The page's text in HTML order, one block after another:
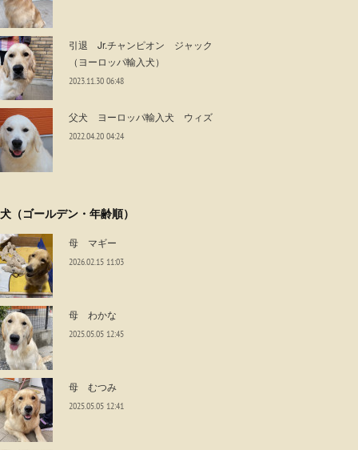
引退 Jr.チャンピオン ジャック
（ヨーロッパ輸入犬）
2023.11.30 06:48
父犬 ヨーロッパ輸入犬 ウィズ
2022.04.20 04:24
（ゴールデン・年齢順）
母 マギー
2026.02.15 11:03
母 わかな
2025.05.05 12:45
母 むつみ
2025.05.05 12:41